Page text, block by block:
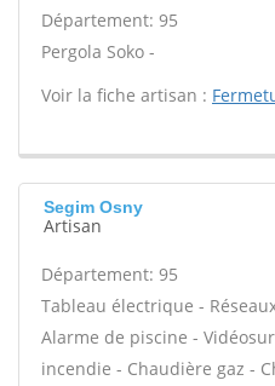
Département: 95
Pergola Soko -
Voir la fiche artisan :
Segim Osny
Artisan
Département: 95
Tableau électrique -
Alarme de piscine -
incendie - Chaudière gaz -